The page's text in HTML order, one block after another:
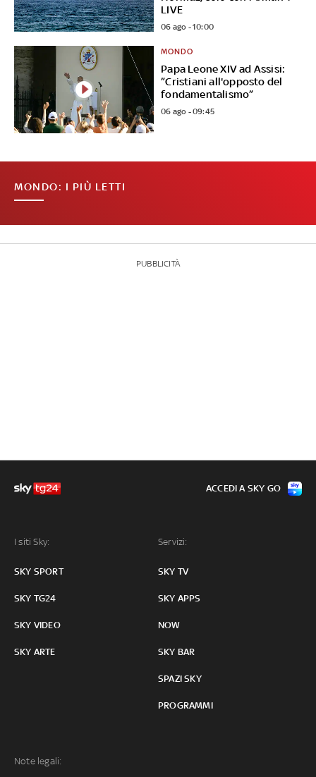
LIVE
06 ago - 10:00
Papa Leone XIV ad Assisi:
”Cristiani all'opposto del
fondamentalismo”
MONDO
06 ago - 09:45
MONDO: I PIÙ LETTI
PUBBLICITÀ
I siti Sky:
SKY SPORT
SKY TG24
SKY VIDEO
SKY ARTE
Servizi:
SKY TV
SKY APPS
NOW
SKY BAR
SPAZI SKY
PROGRAMMI
Note legali:
ACCEDI A SKY GO